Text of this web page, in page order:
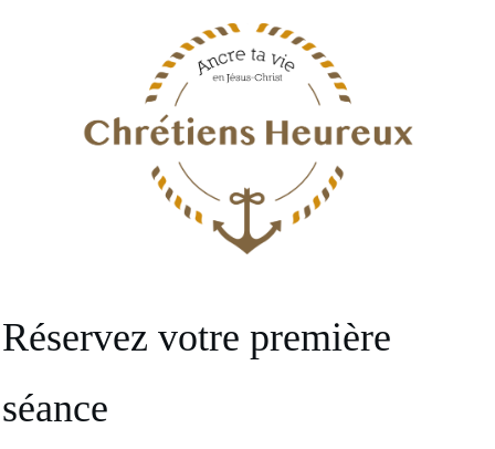
Réservez votre première
séance